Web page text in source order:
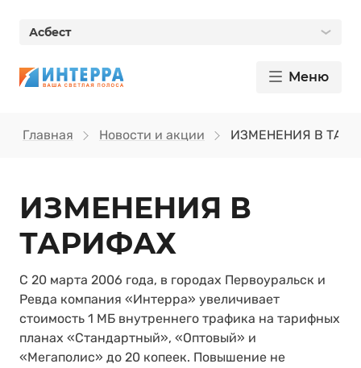
Асбест
Меню
Главная Новости и акции ИЗМЕНЕНИЯ В
ИЗМЕНЕНИЯ В
ТАРИФАХ
С 20 марта 2006 года, в городах Первоуральск и
Ревда компания «Интерра» увеличивает
стоимость 1 МБ внутреннего трафика на тарифных
планах «Стандартный», «Оптовый» и
«Мегаполис» до 20 копеек. Повышение не